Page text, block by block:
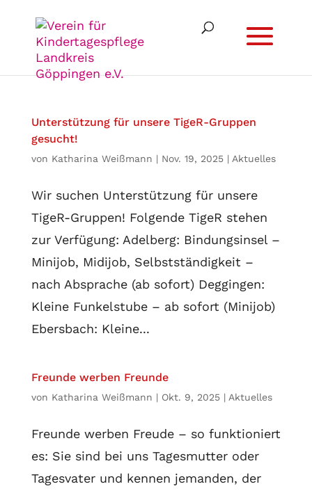
Unterstützung für unsere TigeR-Gruppen
gesucht!
von Katharina Weißmann | Nov. 19, 2025| Aktuelles
Wir suchen Unterstützung für unsere
TigeR-Gruppen! Folgende TigeR stehen
zur Verfügung: Adelberg: Bindungsinsel –
Minijob, Midijob, Selbstständigkeit –
nach Absprache (ab sofort) Deggingen:
Kleine Funkelstube – ab sofort (Minijob)
Ebersbach: Kleine...
Freunde werben Freunde
von Katharina Weißmann | Okt. 9, 2025| Aktuelles
Freunde werben Freude – so funktioniert
es: Sie sind bei uns Tagesmutter oder
Tagesvater und kennen jemanden, der